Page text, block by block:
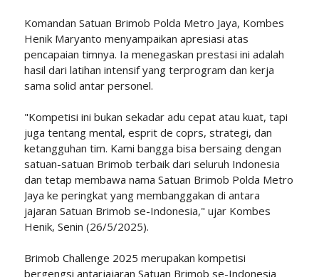
Komandan Satuan Brimob Polda Metro Jaya, Kombes
Henik Maryanto menyampaikan apresiasi atas
pencapaian timnya. Ia menegaskan prestasi ini adalah
hasil dari latihan intensif yang terprogram dan kerja
sama solid antar personel.
"Kompetisi ini bukan sekadar adu cepat atau kuat, tapi
juga tentang mental, esprit de coprs, strategi, dan
ketangguhan tim. Kami bangga bisa bersaing dengan
satuan-satuan Brimob terbaik dari seluruh Indonesia
dan tetap membawa nama Satuan Brimob Polda Metro
Jaya ke peringkat yang membanggakan di antara
jajaran Satuan Brimob se-Indonesia," ujar Kombes
Henik, Senin (26/5/2025).
Brimob Challenge 2025 merupakan kompetisi
bergengsi antarjajaran Satuan Brimob se-Indonesia